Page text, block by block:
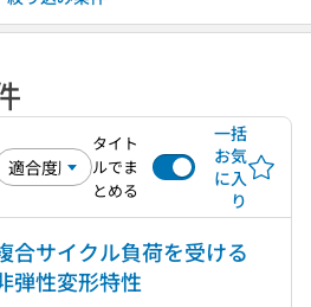
タイト
ルでま
とめる
一括
お気
に入
り
合サイクル負荷を受ける
弾性変形特性